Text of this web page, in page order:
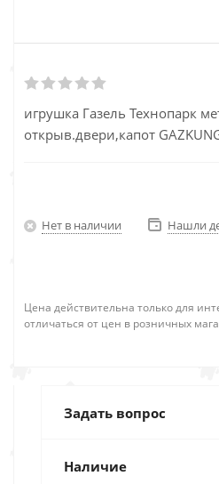
игрушка Газель Технопарк
открыв.двери,капот
Нет в наличии Нашли
Цена действительна только для
отличаться от цен в розничных
Задать вопрос
Наличие